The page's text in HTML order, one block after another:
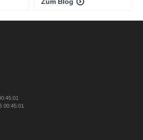
00:45:01